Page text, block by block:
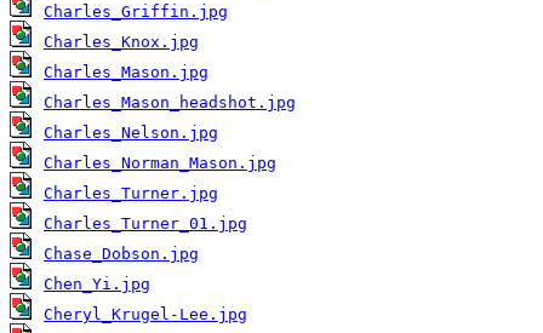
Charles_Griffin.jpg
Charles_Knox.jpg
Charles_Mason.jpg
Charles_Mason_headshot.jpg
Charles_Nelson.jpg
Charles_Norman_Mason.jpg
Charles_Turner.jpg
Charles_Turner_01.jpg
Chase_Dobson.jpg
Chen_Yi.jpg
Cheryl_Krugel-Lee.jpg